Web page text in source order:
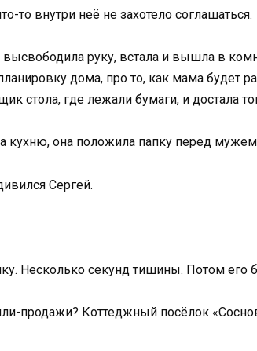
то внутри неё не захотело соглашаться.
высвободила руку, встала и вышла в
дома, про то, как мама будет
стола, где лежали бумаги, и достала
кухню, она положила папку перед
Сергей.
Несколько секунд тишины. Потом его
продажи? Коттеджный посёлок